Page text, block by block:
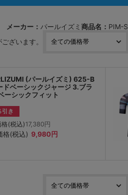
メーカー： パールイズミ 商品名： PIM-
ざいます。
(パールイズミ) 625-B
ドベーシックジャージ 3.ブラ
ーシックフィット
き
(税込)17,380円
格(税込) 9,980円